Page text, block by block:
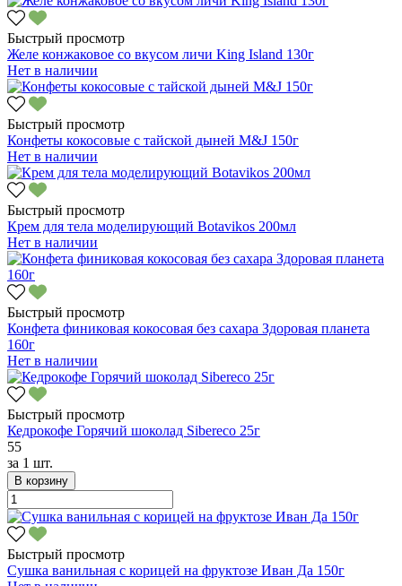
Быстрый просмотр
Желе конжаковое со вкусом личи King Island 130г
Нет в наличии
Быстрый просмотр
Конфеты кокосовые с тайской дыней M&J 150г
Нет в наличии
Быстрый просмотр
Крем для тела моделирующий Botavikos 200мл
Нет в наличии
Быстрый просмотр
Конфета финиковая кокосовая без сахара Здоровая планета
160г
Нет в наличии
Быстрый просмотр
Кедрокофе Горячий шоколад Sibereco 25г
55
за 1 шт.
В корзину
Быстрый просмотр
Сушка ванильная с корицей на фруктозе Иван Да 150г